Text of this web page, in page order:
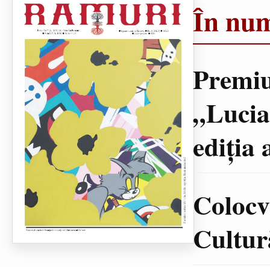
În
ediţia